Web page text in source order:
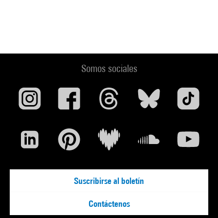
Somos sociales
Suscribirse al boletín
Contáctenos